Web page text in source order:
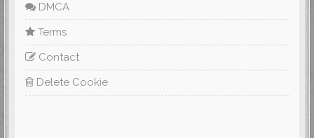
DMCA
Terms
Contact
Delete Cookie